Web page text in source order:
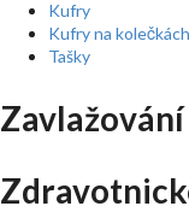
Kufry
Kufry na kolečkách
Tašky
Zavlažování